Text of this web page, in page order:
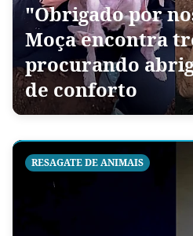
"Obrigado por
Moça encontra
procurando
de conforto
RESAGATE DE ANIMAIS